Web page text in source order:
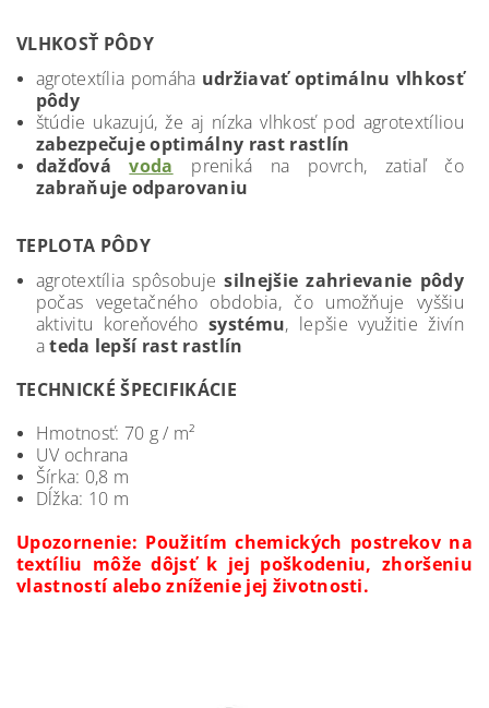
VLHKOSŤ PÔDY
agrotextília pomáha udržiavať optimálnu vlhkosť
pôdy
štúdie ukazujú, že aj nízka vlhkosť pod agrotextíliou
zabezpečuje optimálny rast rastlín
dažďová
voda preniká na povrch, zatiaľ čo
zabraňuje odparovaniu
TEPLOTA PÔDY
agrotextília spôsobujesilnejšie zahrievanie pôdy
počas vegetačného obdobia, čo umožňuje vyššiu
aktivitu koreňovéhosystému, lepšie využitie živín
ateda lepší rast rastlín
TECHNICKÉ ŠPECIFIKÁCIE
Hmotnosť: 70 g / m²
UV ochrana
Šírka: 0,8 m
Dĺžka: 10 m
Upozornenie: Použitím chemických postrekov na
textíliu môže dôjsť k jej poškodeniu, zhoršeniu
vlastností alebo zníženie jej životnosti.